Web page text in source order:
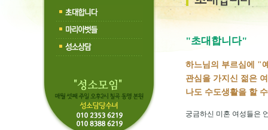
"초대합니다"
하느님의 부르심에 "
관심을 가지신 젊은
나도 수도생활을 할
궁금하신 미혼 여성들은